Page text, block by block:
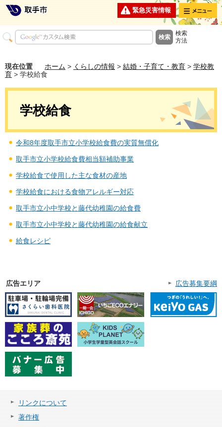
緊急災害情報 メニュー
検索
方法
現在位置 ホーム > くらしの情報 > 結婚・子育て・教育 > 学校教
育 > 学校給食
学校給食
令和8年度取手市立小学校給食費の実質無償化
取手市立小学校給食費相当額補助事業
学校給食で使用した主な食材の産地
学校給食における食物アレルギー対応
取手市立小中学校と藤代幼稚園の給食費
取手市立小中学校と藤代幼稚園の給食献立
給食レシピ
広告エリア 広告募集要綱
リンクについて
著作権